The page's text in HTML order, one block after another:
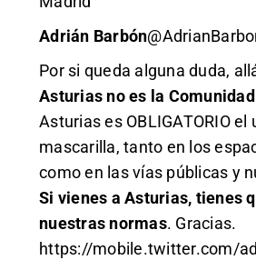
Adrián Barbón
Por si queda alguna duda,
Asturias no es la
Asturias es OBLIGATORIO el
mascarilla, tanto en los
como en las vías públicas y
Si vienes a Asturias, tienes
nuestras normas. Gracias.
https://mobile.twitter.com/